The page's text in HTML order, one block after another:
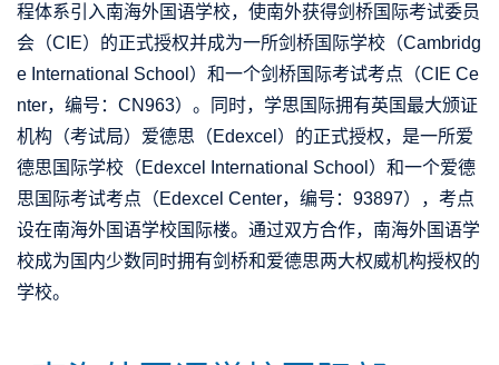
程体系引入南海外国语学校，使南外获得剑桥国际考试委员
会（CIE）的正式授权并成为一所剑桥国际学校（Cambridg
e International School）和一个剑桥国际考试考点（CIE Ce
nter，编号：CN963）。同时，学思国际拥有英国最大颁证
机构（考试局）爱德思（Edexcel）的正式授权，是一所爱
德思国际学校（Edexcel International School）和一个爱德
思国际考试考点（Edexcel Center，编号：93897），考点
设在南海外国语学校国际楼。通过双方合作，南海外国语学
校成为国内少数同时拥有剑桥和爱德思两大权威机构授权的
学校。